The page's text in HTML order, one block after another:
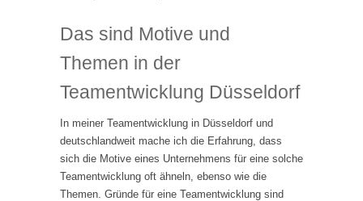
Das sind Motive und
Themen in der
Teamentwicklung Düsseldorf
In meiner Teamentwicklung in Düsseldorf und
deutschlandweit mache ich die Erfahrung, dass
sich die Motive eines Unternehmens für eine solche
Teamentwicklung oft ähneln, ebenso wie die
Themen. Gründe für eine Teamentwicklung sind